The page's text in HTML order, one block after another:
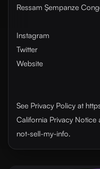
Ressam Şempanze
Instagram
Twitter
Website
See Privacy Policy at
California Privacy
not-sell-my-info.